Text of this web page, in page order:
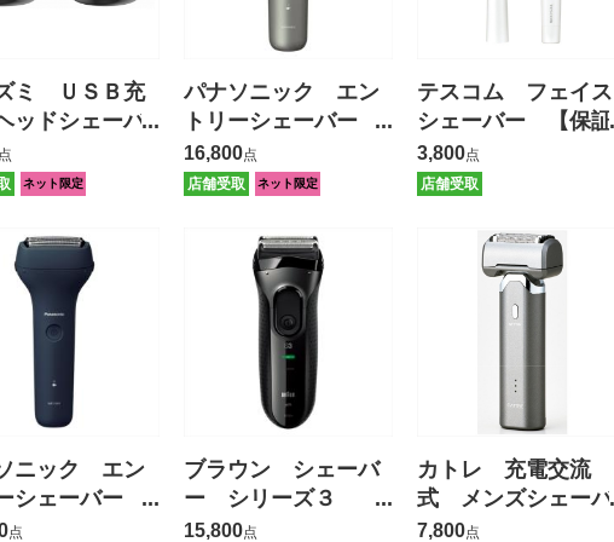
ミ ＵＳＢ充
ッドシェーバ
証有】
点
ネット限定
パナソニック エン
トリーシェーバー
３枚刃 【保証有】
16,800点
店舗受取
ネット限定
テスコム フェイス
シェーバー 【保証
有】
3,800点
店舗受取
ニック エン
ーシェーバー
【保証有】
点
ブラウン シェーバ
ー シリーズ３
【保証有】
15,800点
カトレ 充電交流
式 メンズシェーバ
ー５枚刃 【保証
7,800点